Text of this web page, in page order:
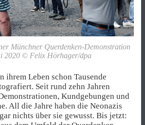
Münchner Querdenken-Demonstration
2020 © Felix Hörhager/dpa
ihrem Leben schon Tausende
Seit rund zehn Jahren
Kundgebungen und
All die Jahre haben die Neonazis
nichts über sie gewusst. Bis jetzt: